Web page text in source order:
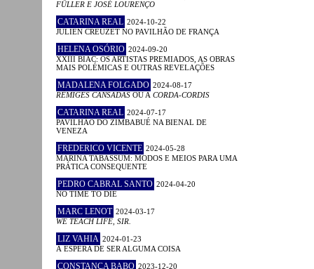
FÜLLER E JOSÉ LOURENÇO
CATARINA REAL 2024-10-22
JULIEN CREUZET NO PAVILHÃO DE FRANÇA
HELENA OSÓRIO 2024-09-20
XXIII BIAC: OS ARTISTAS PREMIADOS, AS OBRAS
MAIS POLÉMICAS E OUTRAS REVELAÇÕES
MADALENA FOLGADO 2024-08-17
RÉMIGES CANSADAS OU A CORDA-CORDIS
CATARINA REAL 2024-07-17
PAVILHÃO DO ZIMBABUÉ NA BIENAL DE
VENEZA
FREDERICO VICENTE 2024-05-28
MARINA TABASSUM: MODOS E MEIOS PARA UMA
PRÁTICA CONSEQUENTE
PEDRO CABRAL SANTO 2024-04-20
NO TIME TO DIE
MARC LENOT 2024-03-17
WE TEACH LIFE, SIR.
LIZ VAHIA 2024-01-23
À ESPERA DE SER ALGUMA COISA
CONSTANÇA BABO 2023-12-20